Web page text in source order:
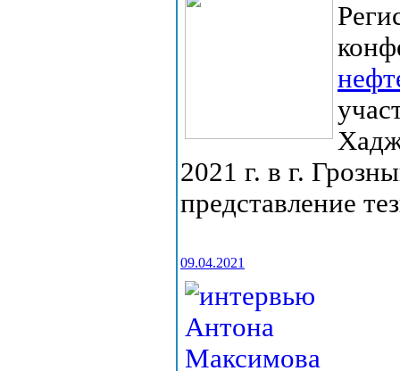
2021 г. в г.
представление
09.04.2021